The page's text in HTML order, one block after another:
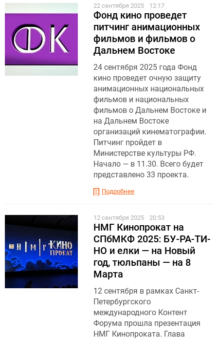
22 сентября 2025 12:17
Фонд кино проведет
питчинг анимационных
фильмов и фильмов о
Дальнем Востоке
24 сентября 2025 года Фонд
кино проведет очную защиту
анимационных национальных
фильмов и национальных
фильмов о Дальнем Востоке и
на Дальнем Востоке
организаций кинематографии.
Питчинг пройдет в
Министерстве культуры РФ.
Начало — в 11.30. Всего будет
представлено 33 проекта.
Подробнее
12 сентября 2025 20:53
НМГ Кинопрокат на
СПбМКФ 2025: БУ-РА-ТИ-
НО и елки — на Новый
год, тюльпаны — на 8
Марта
12 сентября в рамках Санкт-
Петербургского
международного Контент
Форума прошла презентация
НМГ Кинопроката. Глава